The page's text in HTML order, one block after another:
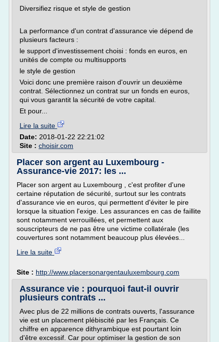
Diversifiez risque et style de gestion
La performance d'un contrat d'assurance vie dépend de
plusieurs facteurs :
le support d'investissement choisi : fonds en euros, en
unités de compte ou multisupports
le style de gestion
Voici donc une première raison d'ouvrir un deuxième
contrat. Sélectionnez un contrat sur un fonds en euros,
qui vous garantit la sécurité de votre capital.
Et pour...
Lire la suite
Date: 2018-01-22 22:21:02
Site : choisir.com
Placer son argent au Luxembourg -
Assurance-vie 2017: les ...
Placer son argent au Luxembourg , c'est profiter d'une
certaine réputation de sécurité, surtout sur les contrats
d'assurance vie en euros, qui permettent d'éviter le pire
lorsque la situation l'exige. Les assurances en cas de faillite
sont notamment verrouillées, et permettent aux
souscripteurs de ne pas être une victime collatérale (les
couvertures sont notamment beaucoup plus élevées...
Lire la suite
Site : http://www.placersonargentauluxembourg.com
Assurance vie : pourquoi faut-il ouvrir
plusieurs contrats ...
Avec plus de 22 millions de contrats ouverts, l'assurance
vie est un placement plébiscité par les Français. Ce
chiffre en apparence dithyrambique est pourtant loin
d'être excessif. Car pour optimiser la gestion de son